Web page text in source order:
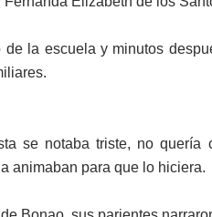
la escuela y minutos
se notaba triste, no quería
animaban pa­ra que lo hiciera.